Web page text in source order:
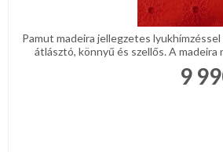
Pamut madeira jellegzetes
átlásztó, könnyű és szellős. A
9